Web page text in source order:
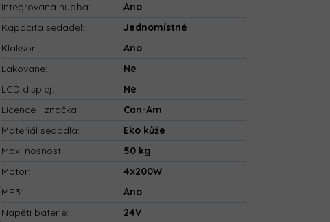
Integrovaná hudba:
Ano
Kapacita sedadel:
Jednomístné
Klakson:
Ano
Lakované:
Ne
LCD displej:
Ne
Licence - značka:
Can-Am
Materiál sedadla:
Eko kůže
Max. nosnost:
50 kg
Motor:
4x200W
MP3:
Ano
Napětí baterie:
24V